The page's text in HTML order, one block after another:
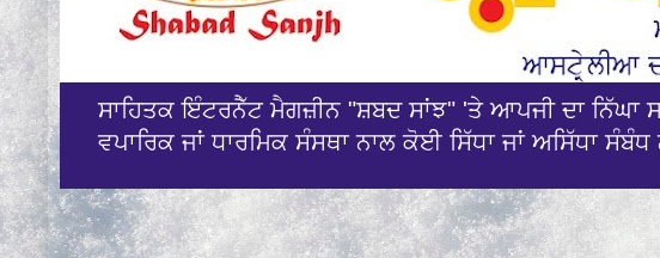
ਸਾਹਿਤਕ ਇੰਟਰਨੈੱਟ ਮੈਗਜ਼ੀਨ "ਸ਼ਬਦ ਸਾਂਝ" 'ਤੇ ਆਪਜੀ ਦਾ ਨਿੱਘਾ
ਵਪਾਰਿਕ ਜਾਂ ਧਾਰਮਿਕ ਸੰਸਥਾ ਨਾਲ ਕੋਈ ਸਿੱਧਾ ਜਾਂ ਅਸਿੱਧਾ